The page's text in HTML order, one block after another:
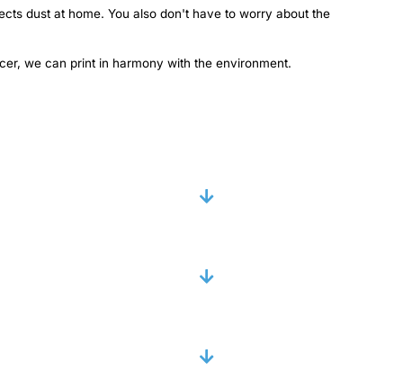
dust at home. You also don't have to worry about the
we can print in harmony with the environment.